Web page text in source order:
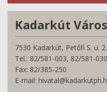
Kadarkút
7530 Kadarkút, Petőfi S. u. 2.
Tel.: 82/581-003, 82/581-030
Fax: 82/385-250
E-mail: